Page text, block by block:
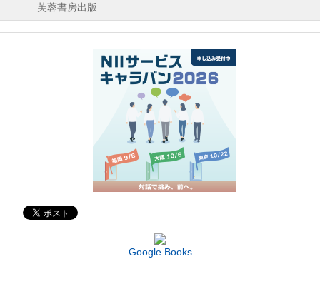
芙蓉書房出版
Google Books